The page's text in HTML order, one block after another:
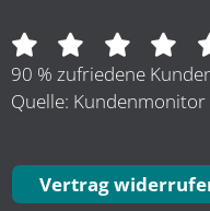
90 % zufriedene
Quelle:
Vertrag